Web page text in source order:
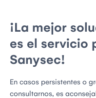
¡La mejor
es el servicio
Sanysec!
En casos persistentes o
consultarnos, es